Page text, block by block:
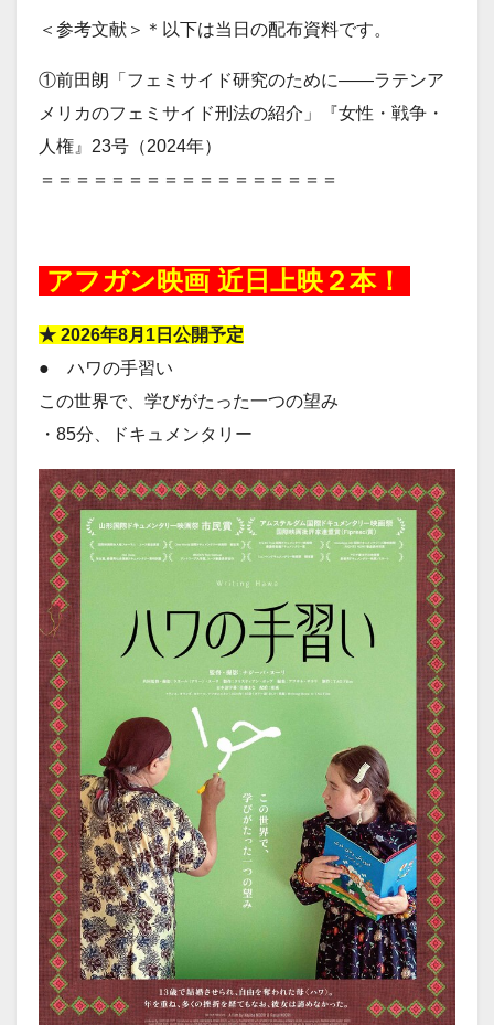
＜参考文献＞＊以下は当日の配布資料です。
①前田朗「フェミサイド研究のために――ラテンア
メリカのフェミサイド刑法の紹介」『女性・戦争・
人権』23号（2024年）
＝＝＝＝＝＝＝＝＝＝＝＝＝＝＝＝＝
アフガン映画 近日上映２本！
★ 2026年8月1日公開予定
● ハワの手習い
この世界で、学びがたった一つの望み
・85分、ドキュメンタリー